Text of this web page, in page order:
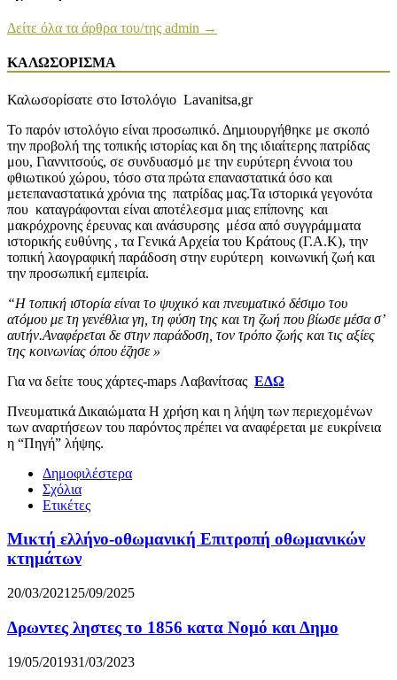
Δείτε όλα τα άρθρα του/της admin →
ΚΑΛΩΣΟΡΙΣΜΑ
Καλωσορίσατε στο Ιστολόγιο Lavanitsa,gr
Το παρόν ιστολόγιο είναι προσωπικό. Δημιουργήθηκε με σκοπό
την προβολή της τοπικής ιστορίας και δη της ιδιαίτερης πατρίδας
μου, Γιαννιτσούς, σε συνδυασμό με την ευρύτερη έννοια του
φθιωτικού χώρου, τόσο στα πρώτα επαναστατικά όσο και
μετεπαναστατικά χρόνια της πατρίδας μας.Τα ιστορικά γεγονότα
που καταγράφονται είναι αποτέλεσμα μιας επίπονης και
μακρόχρονης έρευνας και ανάσυρσης μέσα από συγγράμματα
ιστορικής ευθύνης , τα Γενικά Αρχεία του Κράτους (Γ.Α.Κ), την
τοπική λαογραφική παράδοση στην ευρύτερη κοινωνική ζωή και
την προσωπική εμπειρία.
“Η τοπική ιστορία είναι το ψυχικό και πνευματικό δέσιμο του
ατόμου με τη γενέθλια γη, τη φύση της και τη ζωή που βίωσε μέσα σ’
αυτήν.Αναφέρεται δε στην παράδοση, τον τρόπο ζωής και τις αξίες
της κοινωνίας όπου έζησε »
Για να δείτε τους χάρτες-maps Λαβανίτσας ΕΔΩ
Πνευματικά Δικαιώματα Η χρήση και η λήψη των περιεχομένων
των αναρτήσεων του παρόντος πρέπει να αναφέρεται με ευκρίνεια
η “Πηγή” λήψης.
Δημοφιλέστερα
Σχόλια
Ετικέτες
Μικτή ελλήνο-οθωμανική Επιτροπή οθωμανικών
κτημάτων
20/03/2021 25/09/2025
Δρωντες ληστες το 1856 κατα Νομό και Δημο
19/05/201931/03/2023